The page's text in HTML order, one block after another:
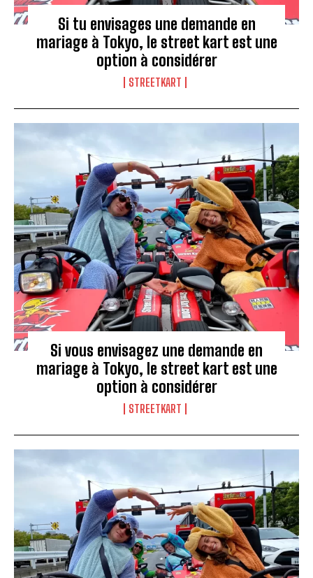
Si tu envisages une demande en
mariage à Tokyo, le street kart est une
option à considérer
STREETKART
Si vous envisagez une demande en
mariage à Tokyo, le street kart est une
option à considérer
STREETKART